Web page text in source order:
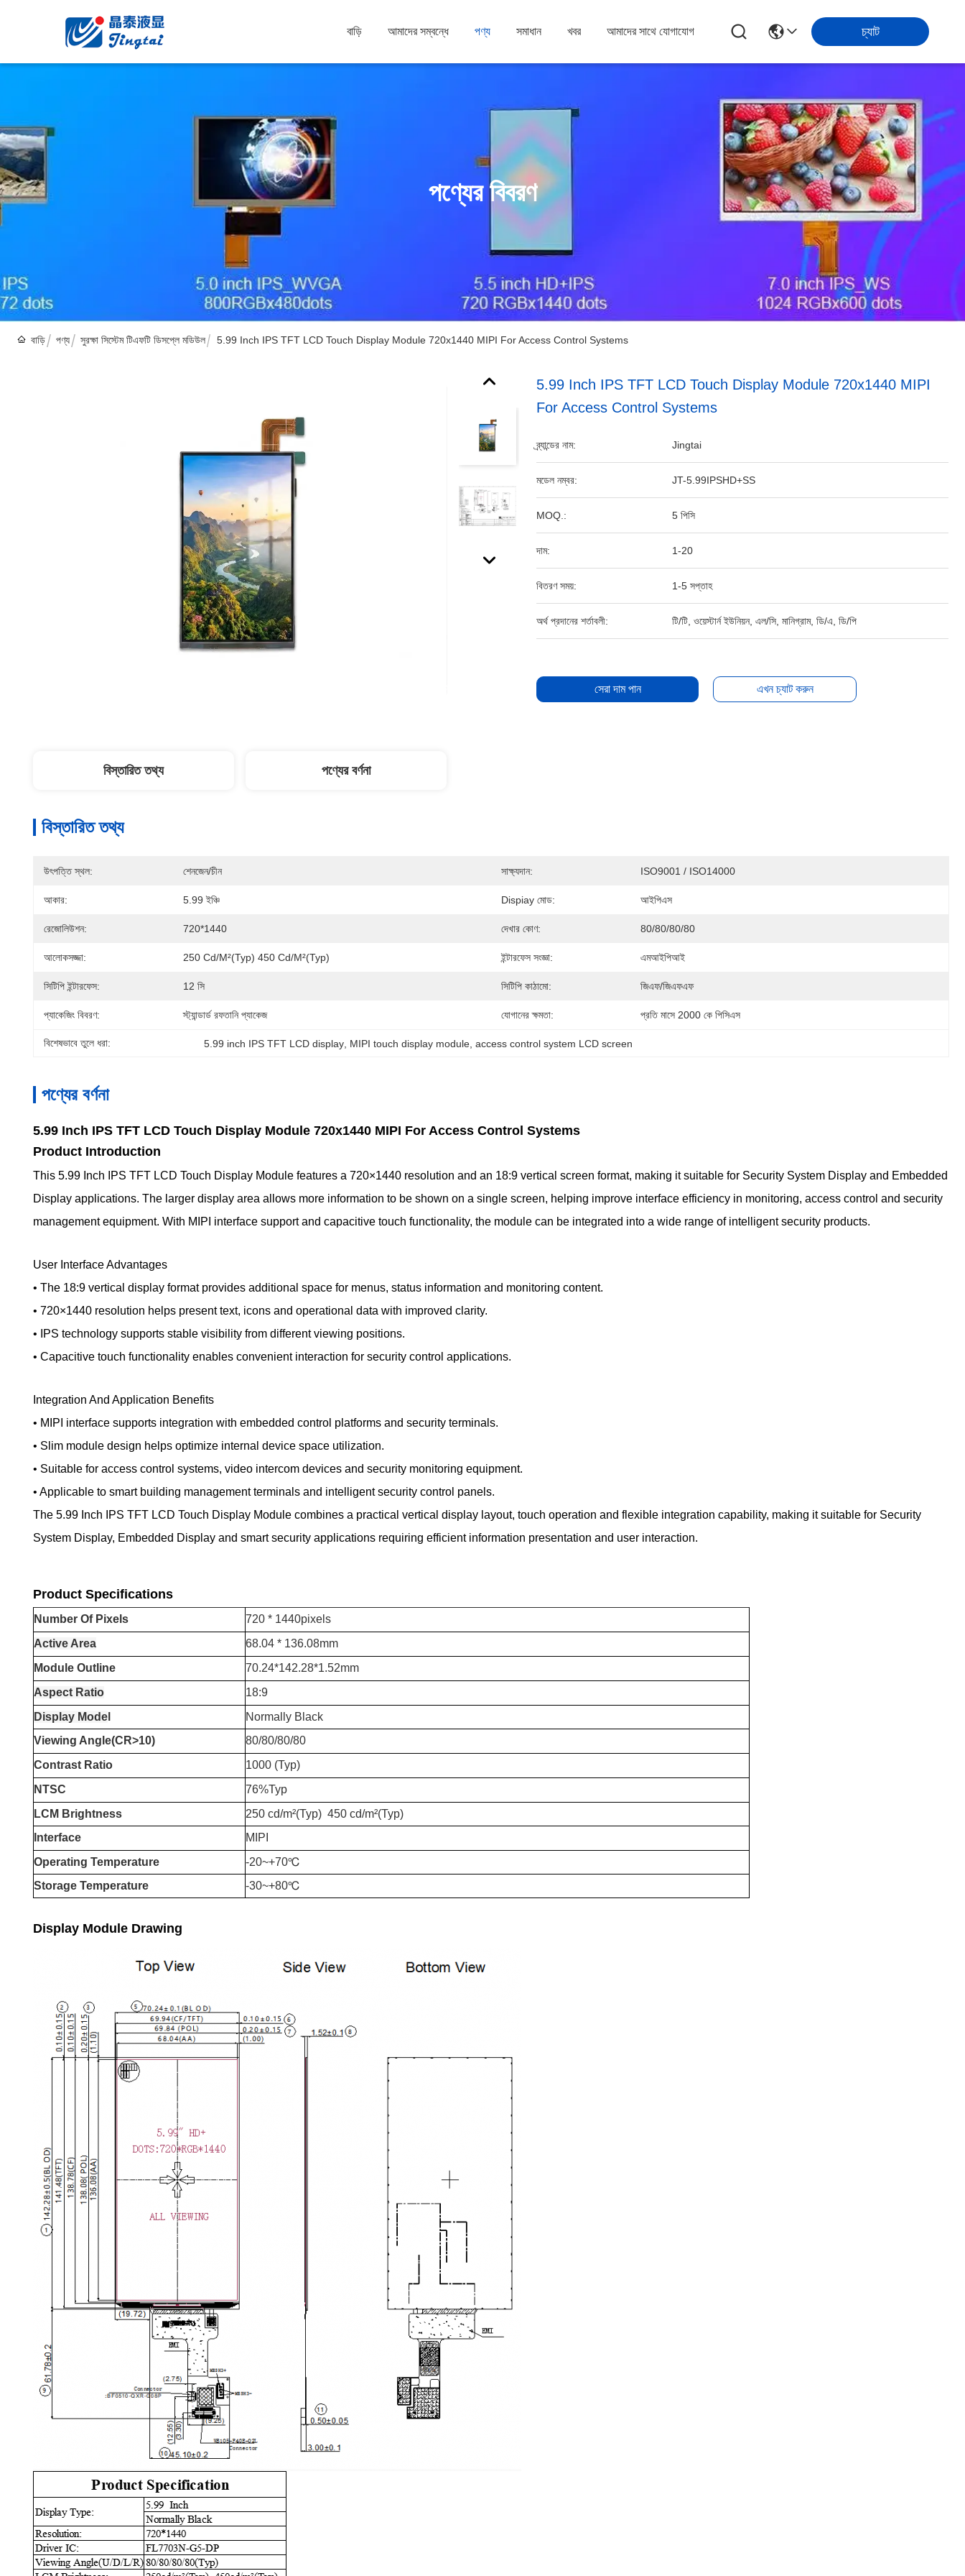
বাড়ি আমাদের সম্বন্ধে পণ্য সমাধান খবর আমাদের সাথে যোগাযোগ চ্যাট
পণ্যের বিবরণ
বাড়ি পণ্য সুরক্ষা সিস্টেম টিএফটি ডিসপ্লে মডিউল 5.99 Inch IPS TFT LCD Touch Display Module 720x1440 MIPI For Access Control Systems
5.99 Inch IPS TFT LCD Touch Display Module 720x1440 MIPI
For Access Control Systems
ব্র্যান্ডের নাম: Jingtai
মডেল নম্বর: JT-5.99IPSHD+SS
MOQ.: 5 পিসি
দাম: 1-20
বিতরণ সময়: 1-5 সপ্তাহ
অর্থ প্রদানের শর্তাবলী: টি/টি, ওয়েস্টার্ন ইউনিয়ন, এল/সি, মানিগ্রাম, ডি/এ, ডি/পি
সেরা দাম পান এখন চ্যাট করুন
বিস্তারিত তথ্য পণ্যের বর্ণনা
বিস্তারিত তথ্য
উৎপত্তি স্থল: শেনজেন/চীন সাক্ষ্যদান: ISO9001 / ISO14000
আকার: 5.99 ইঞ্চি Dispiay মোড: আইপিএস
রেজোলিউশন: 720*1440 দেখার কোণ: 80/80/80/80
আলোকসজ্জা: 250 Cd/m²(Typ) 450 Cd/m²(Typ) ইন্টারফেস সংজ্ঞা: এমআইপিআই
সিটিপি ইন্টারফেস: 12 সি সিটিপি কাঠামো: জিএফ/জিএফএফ
প্যাকেজিং বিবরণ: স্ট্যান্ডার্ড রফতানি প্যাকেজ যোগানের ক্ষমতা: প্রতি মাসে 2000 কে পিসিএস
বিশেষভাবে তুলে ধরা: 5.99 inch IPS TFT LCD display MIPI touch display module , access control system LCD screen
পণ্যের বর্ণনা
5.99 Inch IPS TFT LCD Touch Display Module 720x1440 MIPI For Access Control Systems
Product Introduction
This 5.99 Inch IPS TFT LCD Touch Display Module features a 720×1440 resolution and an 18:9 vertical screen format, making it suitable for Security System Display and Embedded
Display applications. The larger display area allows more information to be shown on a single screen, helping improve interface efficiency in monitoring, access control and security
management equipment. With MIPI interface support and capacitive touch functionality, the module can be integrated into a wide range of intelligent security products.
User Interface Advantages
• The 18:9 vertical display format provides additional space for menus, status information and monitoring content.
• 720×1440 resolution helps present text, icons and operational data with improved clarity.
• IPS technology supports stable visibility from different viewing positions.
• Capacitive touch functionality enables convenient interaction for security control applications.
Integration And Application Benefits
• MIPI interface supports integration with embedded control platforms and security terminals.
• Slim module design helps optimize internal device space utilization.
• Suitable for access control systems, video intercom devices and security monitoring equipment.
• Applicable to smart building management terminals and intelligent security control panels.
The 5.99 Inch IPS TFT LCD Touch Display Module combines a practical vertical display layout, touch operation and flexible integration capability, making it suitable for Security
System Display, Embedded Display and smart security applications requiring efficient information presentation and user interaction.
Product Specifications
Number Of Pixels
720 * 1440pixels
Active Area
68.04 * 136.08mm
Module Outline
70.24*142.28*1.52mm
Aspect Ratio
18:9
Display Mode
Normally Black
Viewing Angle(CR>10)
80/80/80/80
Contrast Ratio
1000 (Typ)
NTSC
76%Typ
LCM Brightness
250 cd/m²(Typ) 450 cd/m²(Typ)
Interface
MIPI
Operating Temperature
-20~+70℃
Storage Temperature
-30~+80℃
Display Module Drawing